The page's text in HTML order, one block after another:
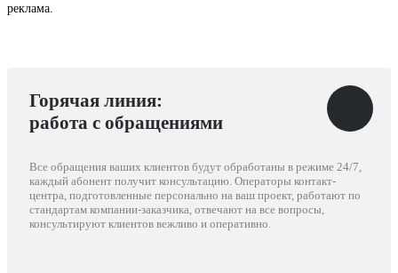
реклама.
Горячая линия:
работа с обращениями
Все обращения ваших клиентов будут обработаны в режиме 24/7,
каждый абонент получит консультацию. Операторы контакт-
центра, подготовленные персонально на ваш проект, работают по
стандартам компании-заказчика, отвечают на все вопросы,
консультируют клиентов вежливо и оперативно.